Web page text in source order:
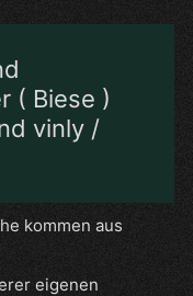
( Biese )
vinly /
kommen aus
eigenen